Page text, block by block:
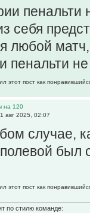
пенальти
себя
любой
пенальти
этот пост как
на 120
авг 2025, 02:07
случае,
был
этот пост как
по стилю команде: